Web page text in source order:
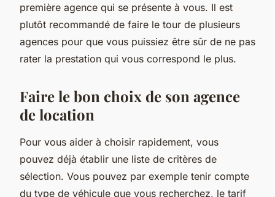
première agence qui se présente à vous. Il est
plutôt recommandé de faire le tour de plusieurs
agences pour que vous puissiez être sûr de ne pas
rater la prestation qui vous correspond le plus.
Faire le bon choix de son agence
de location
Pour vous aider à choisir rapidement, vous
pouvez déjà établir une liste de critères de
sélection. Vous pouvez par exemple tenir compte
du type de véhicule que vous recherchez, le tarif